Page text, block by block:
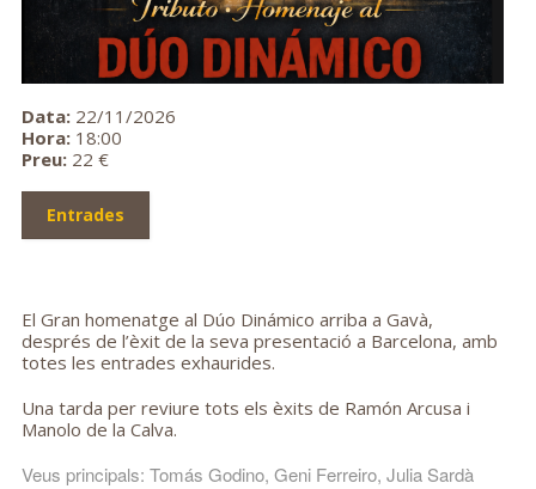
Data: 22/11/2026
Hora: 18:00
Preu: 22 €
Entrades
El Gran homenatge al Dúo Dinámico arriba a Gavà,
després de l’èxit de la seva presentació a Barcelona, amb
totes les entrades exhaurides.
Una tarda per reviure tots els èxits de Ramón Arcusa i
Manolo de la Calva.
Veus principals: Tomás Godino, Geni Ferreiro, Julia Sardà